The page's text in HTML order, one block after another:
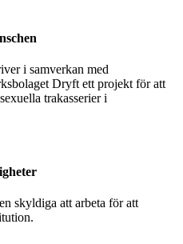
i samverkan med
Dryft ett projekt för att
trakasserier i
skyldiga att arbeta för att